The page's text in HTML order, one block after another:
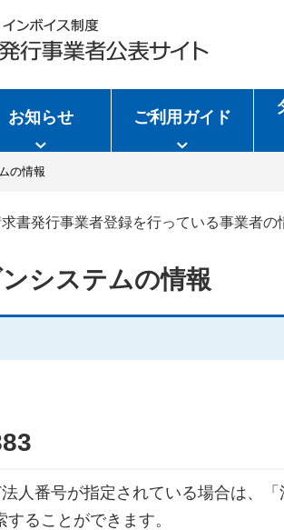
お知らせ ご利用ガイド
の情報
書発行事業者登録を行っている事業者の
システムの情報
83
人番号が指定されている場合は、
ることができます。